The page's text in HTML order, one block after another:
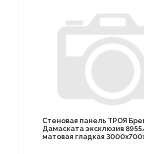
Стеновая панель ТРОЯ
Дамаската эксклюзив
матовая гладкая